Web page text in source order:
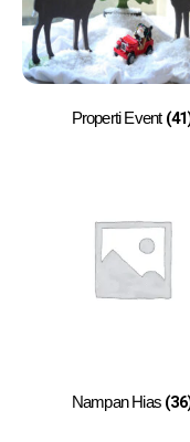
Properti Event
Nampan Hias